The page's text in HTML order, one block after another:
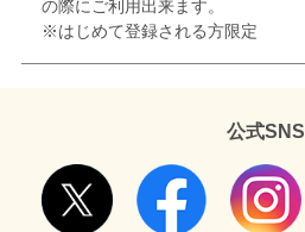
の際にご利用出来ます。
※はじめて登録される方限定
公式SNS